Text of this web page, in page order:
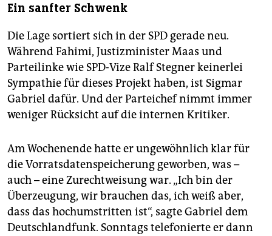
Ein sanfter Schwenk
Die Lage sortiert sich in der SPD gerade neu.
Während Fahimi, Justizminister Maas und
Parteilinke wie SPD-Vize Ralf Stegner keinerlei
Sympathie für dieses Projekt haben, ist Sigmar
Gabriel dafür. Und der Parteichef nimmt immer
weniger Rücksicht auf die internen Kritiker.
Am Wochenende hatte er ungewöhnlich klar für
die Vorratsdatenspeicherung geworben, was –
auch – eine Zurechtweisung war. „Ich bin der
Überzeugung, wir brauchen das, ich weiß aber,
dass das hochumstritten ist“, sagte Gabriel dem
Deutschlandfunk. Sonntags telefonierte er dann